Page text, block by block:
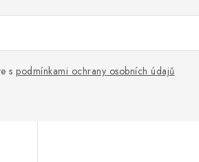
s podmínkami ochrany osobních údajů